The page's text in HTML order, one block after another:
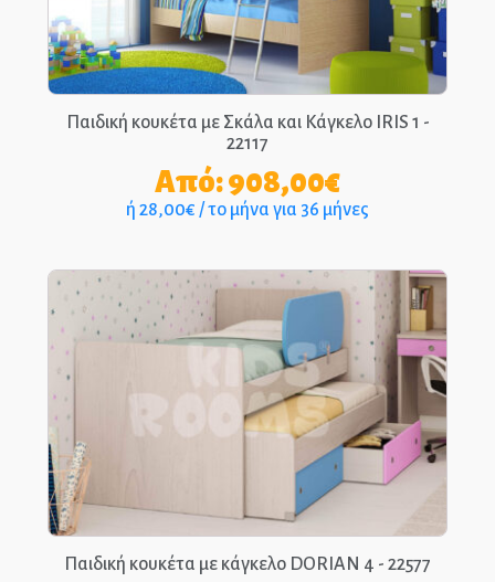
Παιδική κουκέτα με Σκάλα και Κάγκελο IRIS 1 -
22117
Από:908,00€
ή 28,00€ / το μήνα για 36 μήνες
Παιδική κουκέτα με κάγκελο DORIAN 4 - 22577